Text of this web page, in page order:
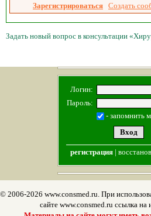
Зарегистрироваться Создать
Задать новый вопрос в консультации
Логин:
Пароль:
- запомнить
регистрация|
© 2006-2026 www.consmed.ru. При
сайте www.consmed.ru ссылка на